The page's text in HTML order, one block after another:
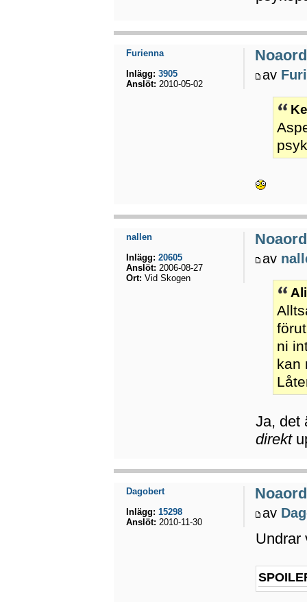
av
Furienna
Inlägg: 3905
Anslöt: 2010-05-02
av
ni
kan
Ja, det
direkt
nallen
Inlägg: 20605
Anslöt: 2006-08-27
Ort: Vid Skogen
av
Undrar
Dagobert
Inlägg: 15298
Anslöt: 2010-11-30